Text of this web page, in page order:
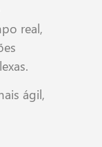
real,
ágil,